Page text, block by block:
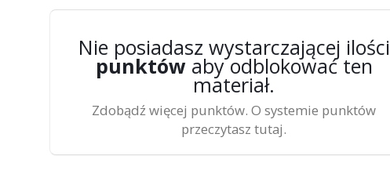
Nie posiadasz wystarczającej ilości
punktów aby odblokować ten
materiał.
Zdobądź więcej punktów. O systemie punktów
przeczytasz tutaj.